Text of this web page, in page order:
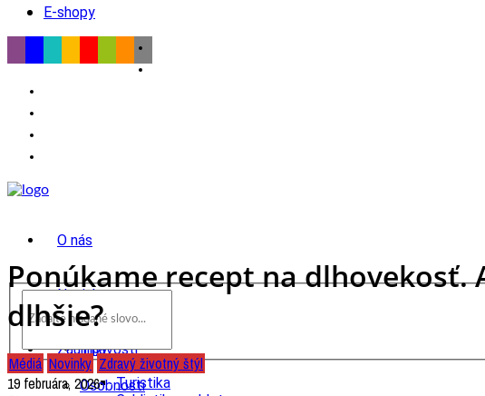
E-shopy
O nás
Novinky
wow
Tipy
Výlet
Turistika
Zaujímavosti
Osobnosti
Ponúkame recept na dlhovekosť.
dlhšie?
Médiá Novinky Zdravý životný štýl
19 februára, 2026